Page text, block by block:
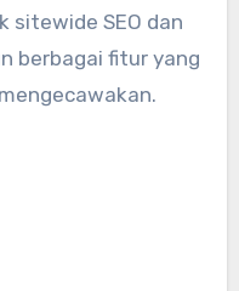
sitewide SEO dan
berbagai fitur yang